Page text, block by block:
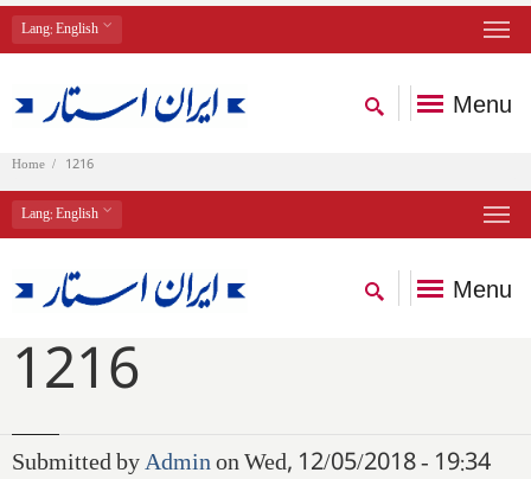
Lang: English
Menu
Home 1216
Lang: English
Menu
1216
Submitted byAdminon Wed, 12/05/2018 - 19:34